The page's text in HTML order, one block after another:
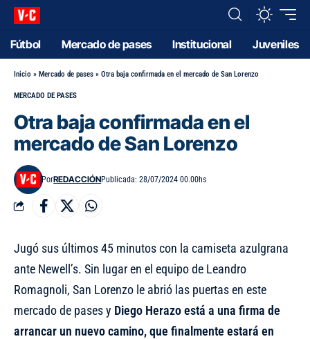
Fútbol Mercado de pases Institucional Juveniles
Inicio » Mercado de pases » Otra baja confirmada en el mercado de San Lorenzo
MERCADO DE PASES
Otra baja confirmada en el
mercado de San Lorenzo
PorREDACCIÓNPublicada: 28/07/2024 00.00hs
Jugó sus últimos 45 minutos con la camiseta azulgrana
ante Newell’s. Sin lugar en el equipo de Leandro
Romagnoli, San Lorenzo le abrió las puertas en este
mercado de pases y Diego Herazo está a una firma de
arrancar un nuevo camino, que finalmente estará en